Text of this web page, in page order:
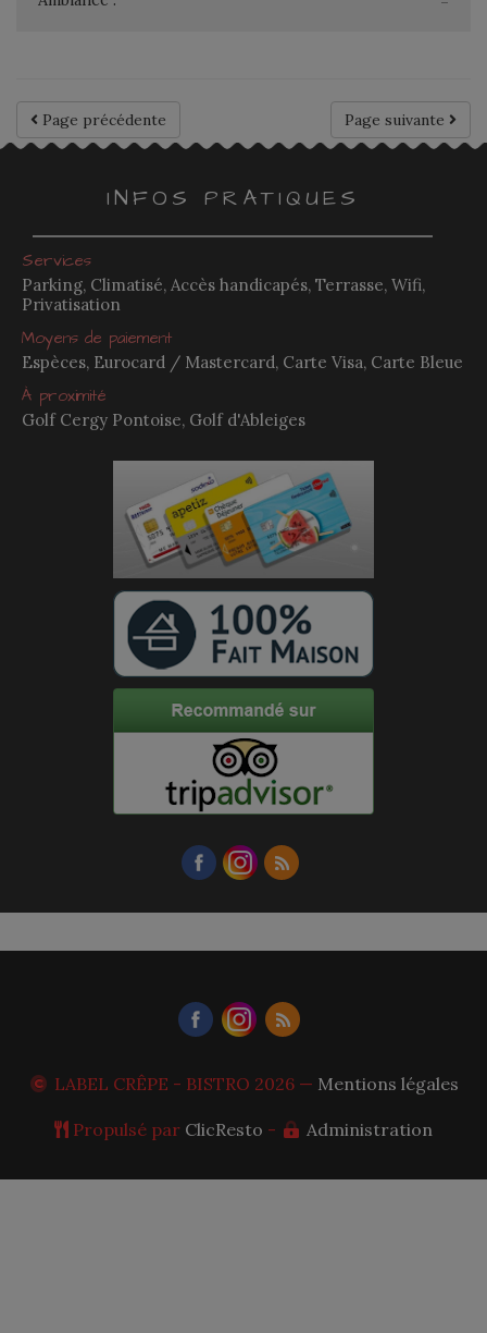
Page suivante
Page précédente
INFOS PRATIQUES
Services
Parking, Climatisé, Accès handicapés, Terrasse, Wifi,
Privatisation
Moyens de paiement
Espèces, Eurocard / Mastercard, Carte Visa, Carte Bleue
À proximité
Golf Cergy Pontoise, Golf d'Ableiges
LABEL CRÊPE - BISTRO 2026 — Mentions légales
Propulsé par ClicResto - Administration